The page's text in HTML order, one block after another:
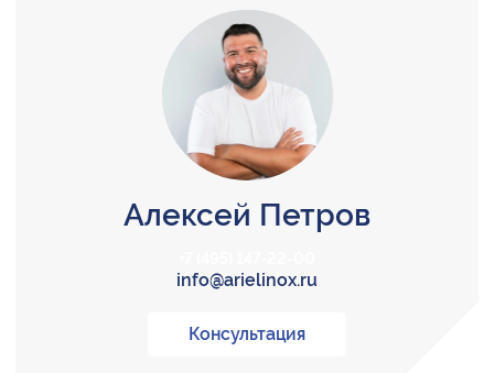
Алексей Петров
info@arielinox.ru
Консультация